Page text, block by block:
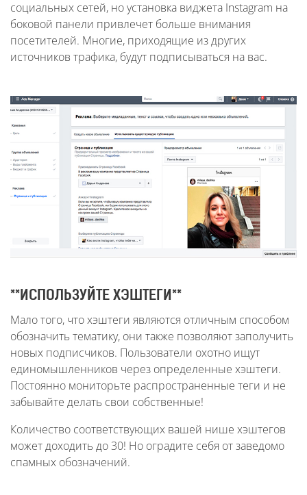
социальных сетей, но установка виджета Instagram на
боковой панели привлечет больше внимания
посетителей. Многие, приходящие из других
источников трафика, будут подписываться на вас.
**ИСПОЛЬЗУЙТЕ ХЭШТЕГИ**
Мало того, что хэштеги являются отличным способом
обозначить тематику, они также позволяют заполучить
новых подписчиков. Пользователи охотно ищут
единомышленников через определенные хэштеги.
Постоянно мониторьте распространенные теги и не
забывайте делать свои собственные!
Количество соответствующих вашей нише хэштегов
может доходить до 30! Но оградите себя от заведомо
спамных обозначений.